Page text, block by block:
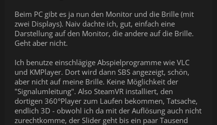
Beim PC gibt es ja nun den Monitor und die Brille (mit
zwei Displays). Naiv dachte ich, gut, einfach eine
Darstellung auf den Monitor, die andere auf die Brille.
Geht aber nicht.
Ich benutze einschlägige Abspielprogramme wie VLC
und KMPlayer. Dort wird dann SBS angezeigt, schön,
aber nicht auf meine Brille. Keine Möglichkeit der
"Signalumleitung". Also SteamVR installiert, den
dortigen 360°Player zum Laufen bekommen, Tatsache,
endlich 3D - obwohl ich da mit der Auflösung auch nicht
zurechtkomme, der Slider geht bis ein paar Tausend